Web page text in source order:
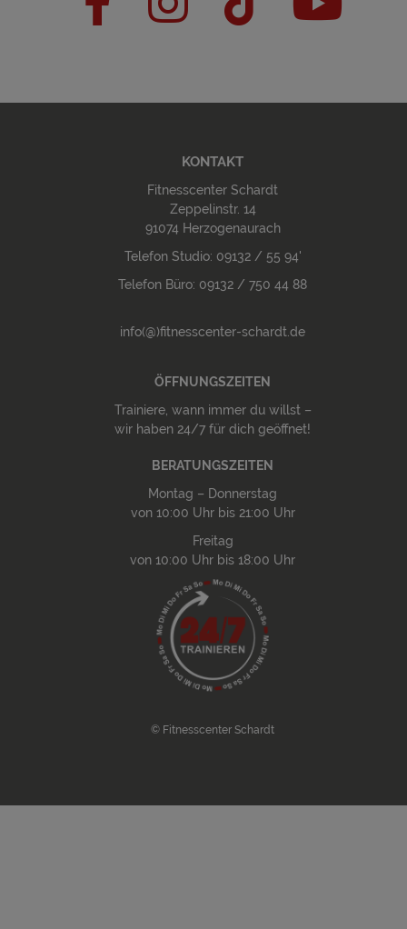
KONTAKT
Fitnesscenter Schardt
Zeppelinstr. 14
91074 Herzogenaurach
Telefon Studio: 09132 / 55 94'
Telefon Büro: 09132 / 750 44 88
info(@)fitnesscenter-schardt.de
ÖFFNUNGSZEITEN
Trainiere, wann immer du willst –
wir haben 24/7 für dich geöffnet!
BERATUNGSZEITEN
Montag – Donnerstag
von 10:00 Uhr bis 21:00 Uhr
Freitag
von 10:00 Uhr bis 18:00 Uhr
© Fitnesscenter Schardt